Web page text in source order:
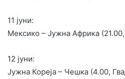
11 јуни:
Мексико – Јужна Африка
12 јуни:
Јужна Кореја – Чешка (4.00,